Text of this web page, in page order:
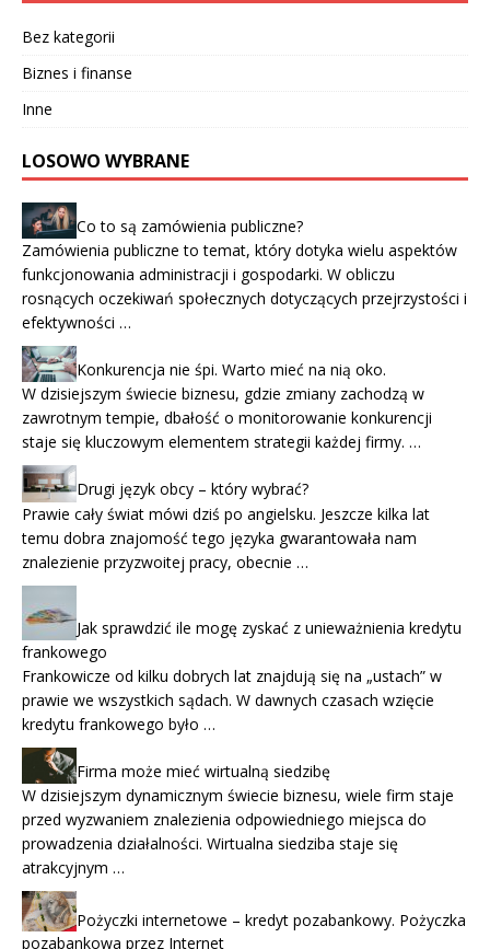
Bez kategorii
Biznes i finanse
Inne
LOSOWO WYBRANE
Co to są zamówienia publiczne?
Zamówienia publiczne to temat, który dotyka wielu aspektów
funkcjonowania administracji i gospodarki. W obliczu
rosnących oczekiwań społecznych dotyczących przejrzystości i
efektywności …
Konkurencja nie śpi. Warto mieć na nią oko.
W dzisiejszym świecie biznesu, gdzie zmiany zachodzą w
zawrotnym tempie, dbałość o monitorowanie konkurencji
staje się kluczowym elementem strategii każdej firmy. …
Drugi język obcy – który wybrać?
Prawie cały świat mówi dziś po angielsku. Jeszcze kilka lat
temu dobra znajomość tego języka gwarantowała nam
znalezienie przyzwoitej pracy, obecnie …
Jak sprawdzić ile mogę zyskać z unieważnienia kredytu
frankowego
Frankowicze od kilku dobrych lat znajdują się na „ustach” w
prawie we wszystkich sądach. W dawnych czasach wzięcie
kredytu frankowego było …
Firma może mieć wirtualną siedzibę
W dzisiejszym dynamicznym świecie biznesu, wiele firm staje
przed wyzwaniem znalezienia odpowiedniego miejsca do
prowadzenia działalności. Wirtualna siedziba staje się
atrakcyjnym …
Pożyczki internetowe – kredyt pozabankowy. Pożyczka
pozabankowa przez Internet